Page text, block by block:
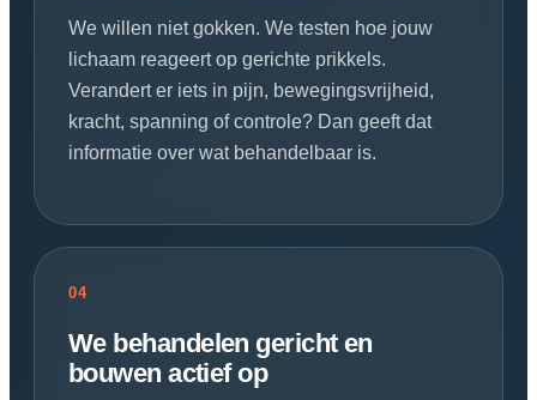
We willen niet gokken. We testen hoe jouw
lichaam reageert op gerichte prikkels.
Verandert er iets in pijn, bewegingsvrijheid,
kracht, spanning of controle? Dan geeft dat
informatie over wat behandelbaar is.
04
We behandelen gericht en
bouwen actief op